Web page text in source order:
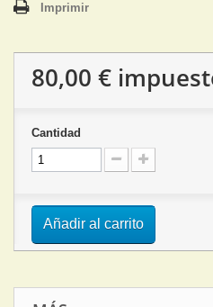
Imprimir
80,00 €
Cantidad
Añadir al carrito